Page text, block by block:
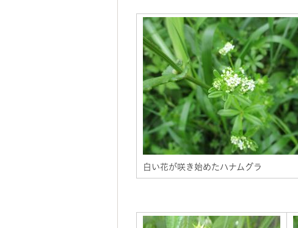
白い花が咲き始めたハナムグラ